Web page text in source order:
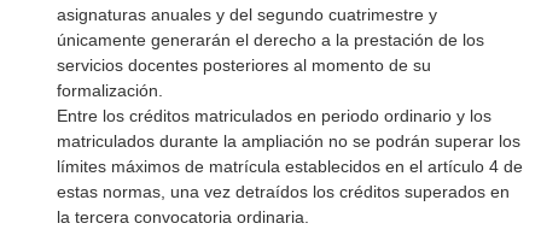
asignaturas anuales y del segundo cuatrimestre y
únicamente generarán el derecho a la prestación de los
servicios docentes posteriores al momento de su
formalización.
Entre los créditos matriculados en periodo ordinario y los
matriculados durante la ampliación no se podrán superar los
límites máximos de matrícula establecidos en el artículo 4 de
estas normas, una vez detraídos los créditos superados en
la tercera convocatoria ordinaria.